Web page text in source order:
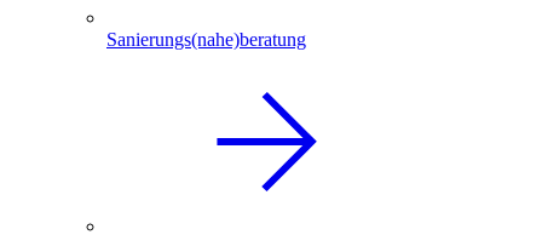
Sanierungs(nahe)beratung